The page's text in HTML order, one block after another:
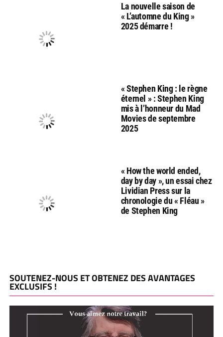
La nouvelle saison de
« L’automne du King »
2025 démarre !
« Stephen King : le règne
éternel » : Stephen King
mis à l’honneur du Mad
Movies de septembre
2025
« How the world ended,
day by day », un essai chez
Lividian Press sur la
chronologie du « Fléau »
de Stephen King
SOUTENEZ-NOUS ET OBTENEZ DES AVANTAGES
EXCLUSIFS !